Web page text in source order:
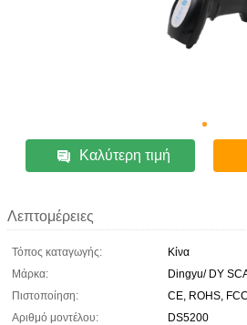
Καλύτερη τιμή
Λεπτομέρειες
Τόπος καταγωγής:
Κίνα
Μάρκα:
Dingyu/ DY
Πιστοποίηση:
CE, ROHS,
Αριθμό μοντέλου:
DS5200